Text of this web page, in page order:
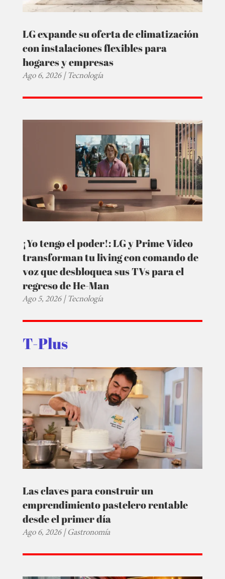
LG expande su oferta de climatización
con instalaciones flexibles para
hogares y empresas
Ago 6, 2026|Tecnología
¡Yo tengo el poder!: LG y Prime Video
transforman tu living con comando de
voz que desbloquea sus TVs para el
regreso de He-Man
Ago 5, 2026|Tecnología
T-Plus
Las claves para construir un
emprendimiento pastelero rentable
desde el primer día
Ago 6, 2026|Gastronomía